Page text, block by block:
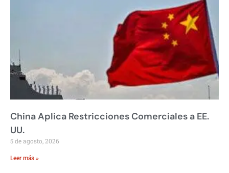
China Aplica Restricciones Comerciales a EE.
UU.
5 de agosto, 2026
Leer más »